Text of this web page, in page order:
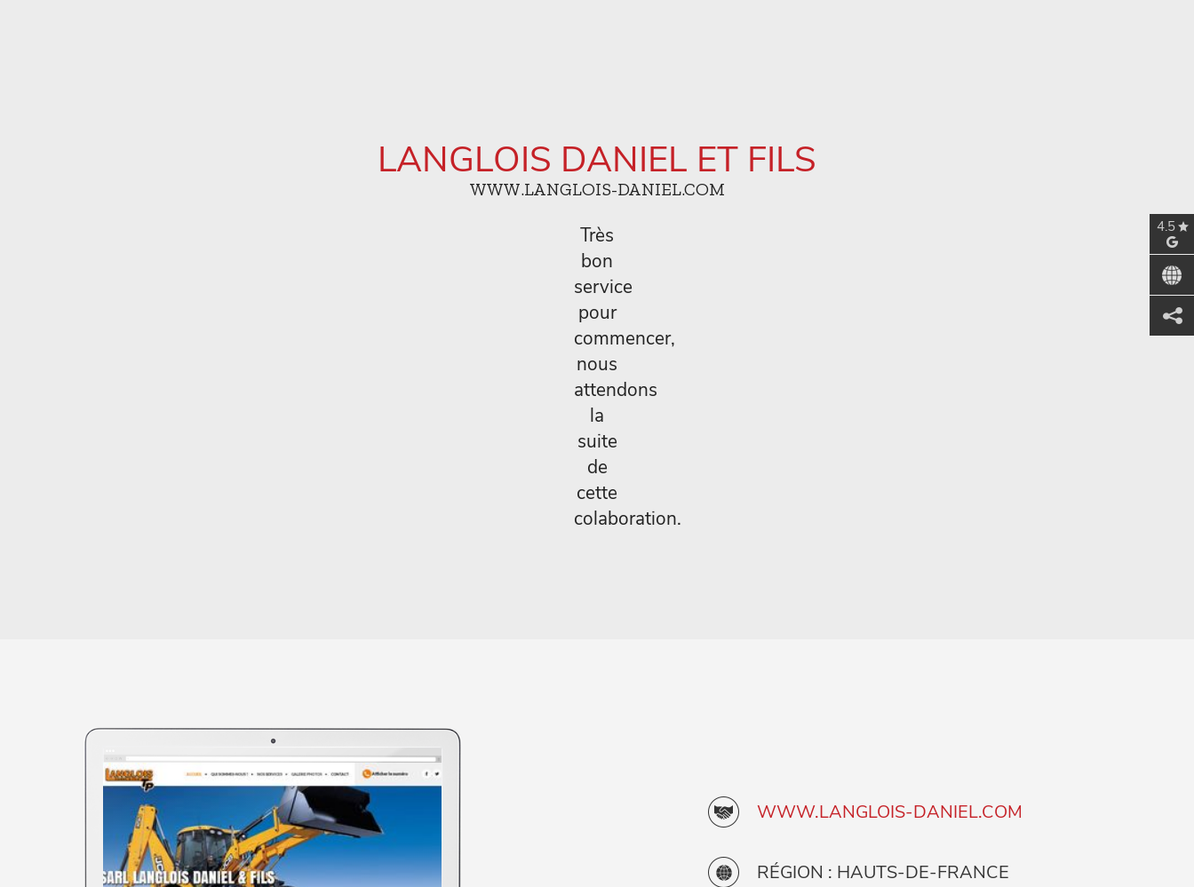
4.5
LANGLOIS DANIEL ET FILS
WWW.LANGLOIS-DANIEL.COM
Très
bon
service
pour
commencer,
nous
attendons
la
suite
de
cette
colaboration.
WWW.LANGLOIS-DANIEL.COM
RÉGION : HAUTS-DE-FRANCE